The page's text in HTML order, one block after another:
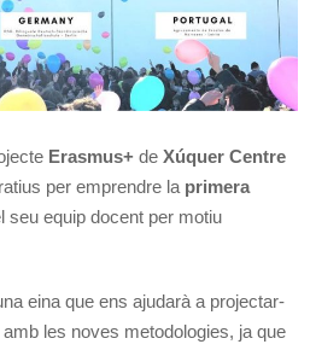
Erasmus+ de Xúquer Centre
per emprendre la primera
seu equip docent per motiu
eina que ens ajudarà a projectar-
les noves metodologies, ja que